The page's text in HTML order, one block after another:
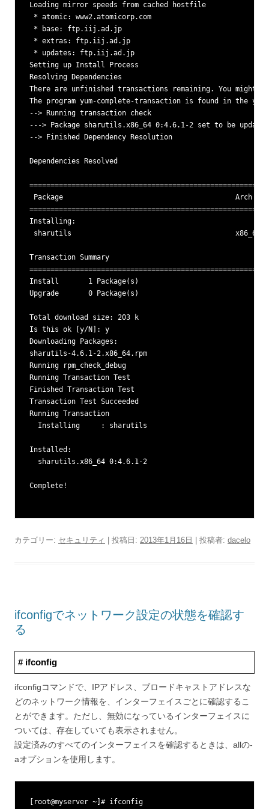
Loading mirror speeds from cached hostfile
* atomic: www2.atomicorp.com
* base: ftp.iij.ad.jp
* extras: ftp.iij.ad.jp
* updates: ftp.iij.ad.jp
Setting up Install Process
Resolving Dependencies
There are unfinished transactions remaining. You might
The program yum-complete-transaction is found in the
--> Running transaction check
---> Package sharutils.x86_64 0:4.6.1-2 set to be updated
--> Finished Dependency Resolution
Dependencies Resolved
Package
Installing:
sharutils
Transaction Summary
Install       1 Package(s)
Upgrade       0 Package(s)
Total download size: 203 k
Is this ok [y/N]: y
Downloading Packages:
sharutils-4.6.1-2.x86_64.rpm
Running rpm_check_debug
Running Transaction Test
Finished Transaction Test
Transaction Test Succeeded
Running Transaction
Installing     : sharutils
Installed:
Complete!
カテゴリー: セキュリティ | 投稿日: 2013年1月16日 投稿者: dacelo
ifconfigでネットワーク設定の状態を確認す
る
# ifconfig
ifconfigコマンドで、IPアドレス、ブロードキャストアドレスな
どのネットワーク情報を、インターフェイスごとに確認するこ
とができます。ただし、無効になっているインターフェイスに
ついては、存在していても表示されません。
設定済みのすべてのインターフェイスを確認するときは、allの-
aオプションを使用します。
[root@myserver ~]# ifconfig